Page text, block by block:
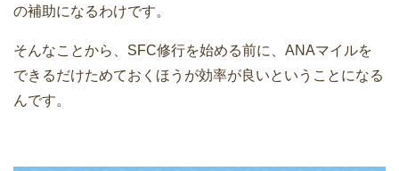
の補助になるわけです。
そんなことから、SFC修行を始める前に、ANAマイルを
できるだけためておくほうが効率が良いということになる
んです。